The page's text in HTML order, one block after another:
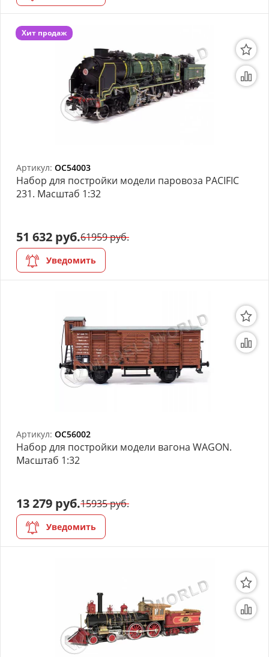
Хит продаж
Артикул: OC54003
Набор для постройки модели паровоза PACIFIC
231. Масштаб 1:32
51 632 руб.61959 руб.
Уведомить
Артикул: OC56002
Набор для постройки модели вагона WAGON.
Масштаб 1:32
13 279 руб.15935 руб.
Уведомить